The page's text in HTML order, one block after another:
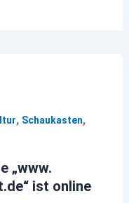
, Schaukasten,
„www.
ist online